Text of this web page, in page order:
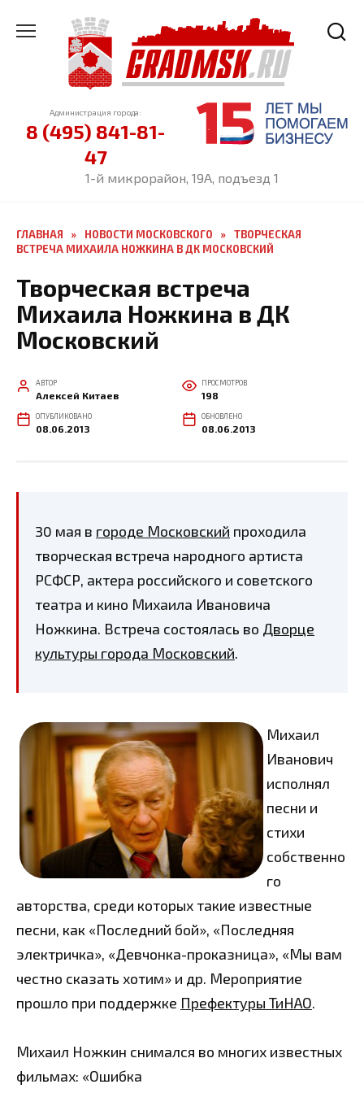
содержанию
Администрация города:
8 (495) 841-81-
47
1-й микрорайон, 19А, подъезд 1
ГЛАВНАЯ » НОВОСТИ МОСКОВСКОГО »
ТВОРЧЕСКАЯ
ВСТРЕЧА МИХАИЛА НОЖКИНА В ДК МОСКОВСКИЙ
Творческая встреча
Михаила Ножкина в ДК
Московский
АВТОР
Алексей Китаев
ПРОСМОТРОВ
198
ОПУБЛИКОВАНО
08.06.2013
ОБНОВЛЕНО
08.06.2013
30 мая в городе Московский проходила
творческая встреча народного артиста
РСФСР, актера российского и советского
театра и кино Михаила Ивановича
Ножкина. Встреча состоялась во Дворце
культуры города Московский.
Михаил
Иванович
исполнял
песни и
стихи
собственно
го
авторства, среди которых такие известные
песни, как «Последний бой», «Последняя
электричка», «Девчонка-проказница», «Мы вам
честно сказать хотим» и др. Мероприятие
прошло при поддержке Префектуры ТиНАО.
Михаил Ножкин снимался во многих известных
фильмах: «Ошибка